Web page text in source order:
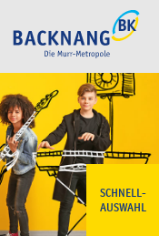
SCHNELL-
AUSWAHL